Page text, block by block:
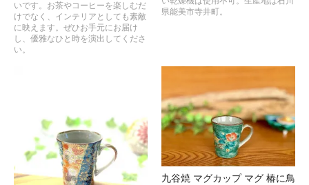
いです。お茶やコーヒーを楽しむだ
けでなく、インテリアとしても素敵
に映えます。ぜひお手元にお届け
し、優雅なひと時を演出してくださ
い。
県能美市寺井町。
九谷焼 マグカップ マグ 椿に鳥